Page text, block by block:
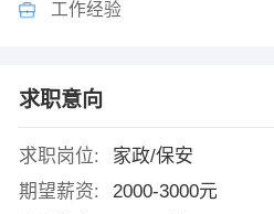
工作经验
求职意向
求职岗位:
家政/保安
期望薪资:
2000-3000元